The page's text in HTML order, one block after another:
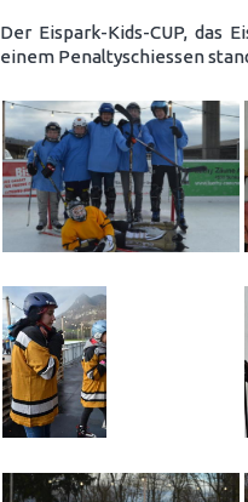
Der Eispark-Kids-CUP, das
einem Penaltyschiessen